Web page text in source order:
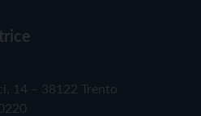
14 – 38122 Trento